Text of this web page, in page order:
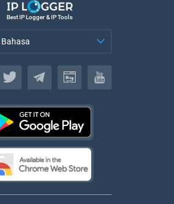
Best IP Logger & IP Tools
Bahasa
Bahasa